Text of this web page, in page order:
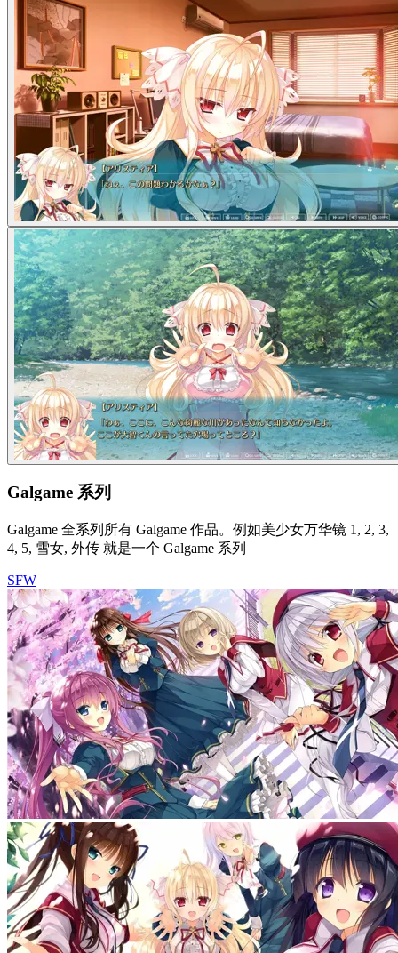
Galgame 系列
Galgame 全系列所有 Galgame 作品。例如美少女万华镜 1, 2, 3,
4, 5, 雪女, 外传 就是一个 Galgame 系列
SFW